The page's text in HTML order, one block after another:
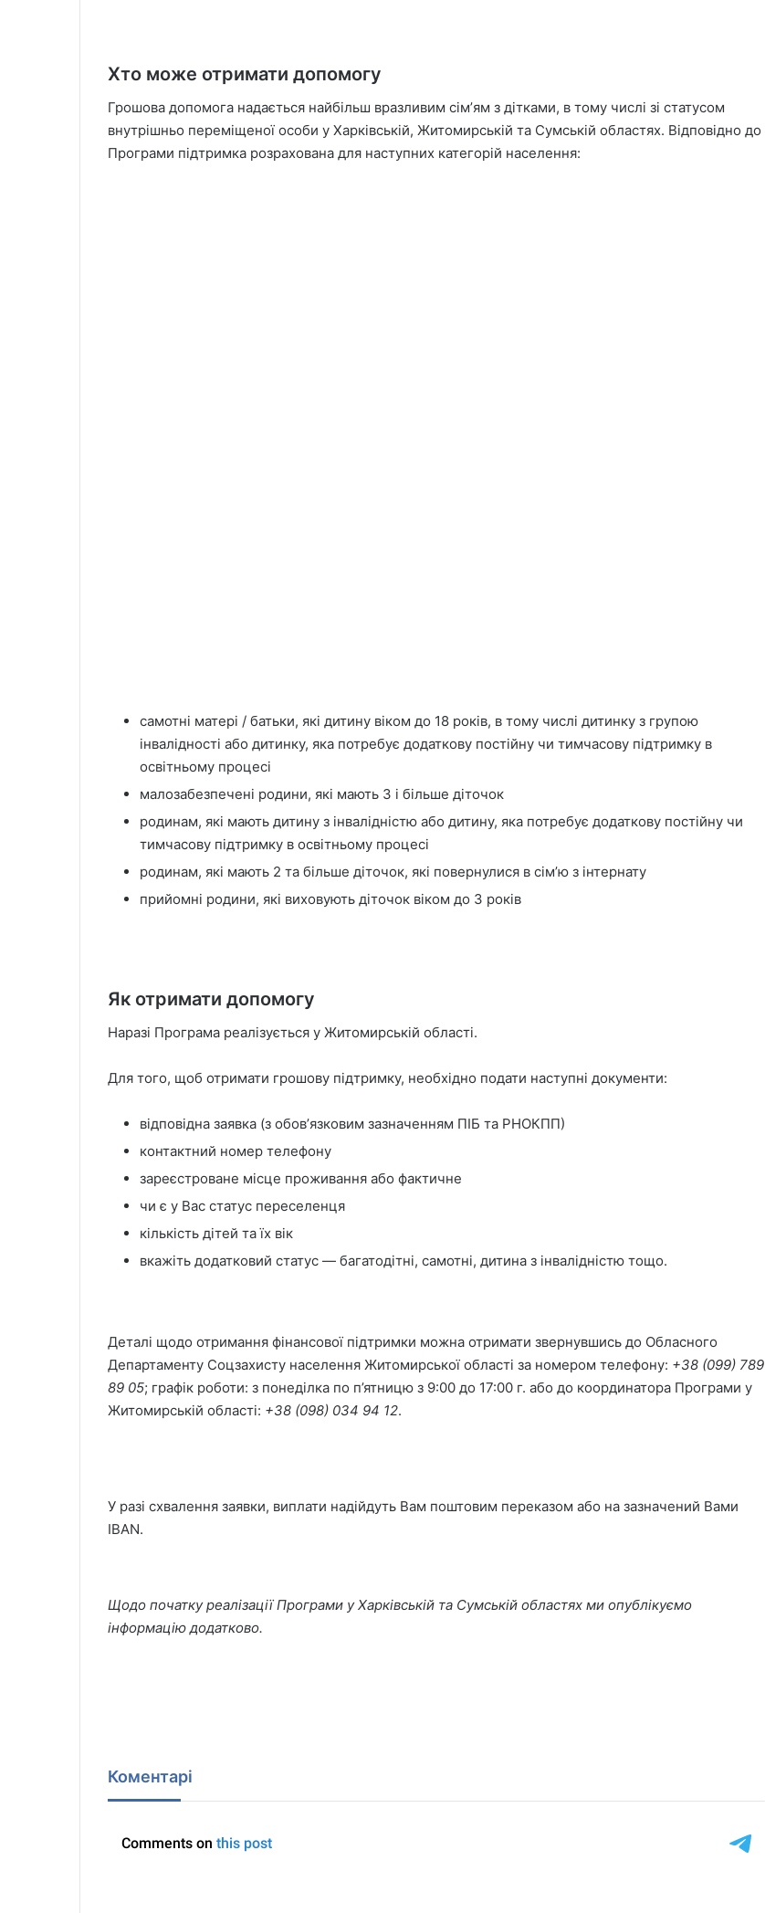
Хто може отримати допомогу
Грошова допомога надається найбільш вразливим сімʼям з дітками, в тому числі зі статусом
внутрішньо переміщеної особи у Харківській, Житомирській та Сумській областях. Відповідно до
Програми підтримка розрахована для наступних категорій населення:
самотні матері / батьки, які дитину віком до 18 років, в тому числі дитинку з групою
інвалідності або дитинку, яка потребує додаткову постійну чи тимчасову підтримку в
освітньому процесі
малозабезпечені родини, які мають 3 і більше діточок
родинам, які мають дитину з інвалідністю або дитину, яка потребує додаткову постійну чи
тимчасову підтримку в освітньому процесі
родинам, які мають 2 та більше діточок, які повернулися в сімʼю з інтернату
прийомні родини, які виховують діточок віком до 3 років
Як отримати допомогу
Наразі Програма реалізується у Житомирській області.
Для того, щоб отримати грошову підтримку, необхідно подати наступні документи:
відповідна заявка (з обовʼязковим зазначенням ПІБ та РНОКПП)
контактний номер телефону
зареєстроване місце проживання або фактичне
чи є у Вас статус переселенця
кількість дітей та їх вік
вкажіть додатковий статус — багатодітні, самотні, дитина з інвалідністю тощо.
Деталі щодо отримання фінансової підтримки можна отримати звернувшись до Обласного
Департаменту Соцзахисту населення Житомирської області за номером телефону: +38 (099) 789
89 05; графік роботи: з понеділка по п’ятницю з 9:00 до 17:00 г. або до координатора Програми у
Житомирській області: +38 (098) 034 94 12.
У разі схвалення заявки, виплати надійдуть Вам поштовим переказом або на зазначений Вами
IBAN.
Щодо початку реалізації Програми у Харківській та Сумській областях ми опублікуємо
інформацію додатково.
Коментарі